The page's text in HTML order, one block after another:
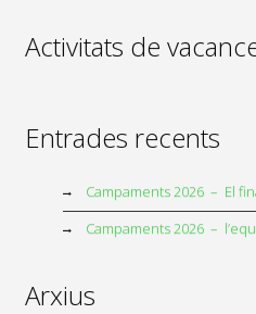
Activitats de
Entrades recents
Campaments 2026 – El
Campaments 2026 –
Arxius